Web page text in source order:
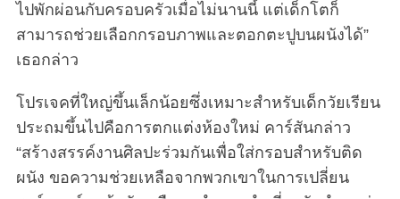
ไปพักผ่อนกับครอบครัวเมื่อไม่นานนี้ แต่เด็กโตก็
สามารถช่วยเลือกกรอบภาพและตอกตะปูบนผนังได้”
เธอกล่าว
โปรเจคที่ใหญ่ขึ้นเล็กน้อยซึ่งเหมาะสำหรับเด็กวัยเรียน
ประถมขึ้นไปคือการตกแต่งห้องใหม่ คาร์สันกล่าว
“สร้างสรรค์งานศิลปะร่วมกันเพื่อใส่กรอบสำหรับติด
ผนัง ขอความช่วยเหลือจากพวกเขาในการเปลี่ยน